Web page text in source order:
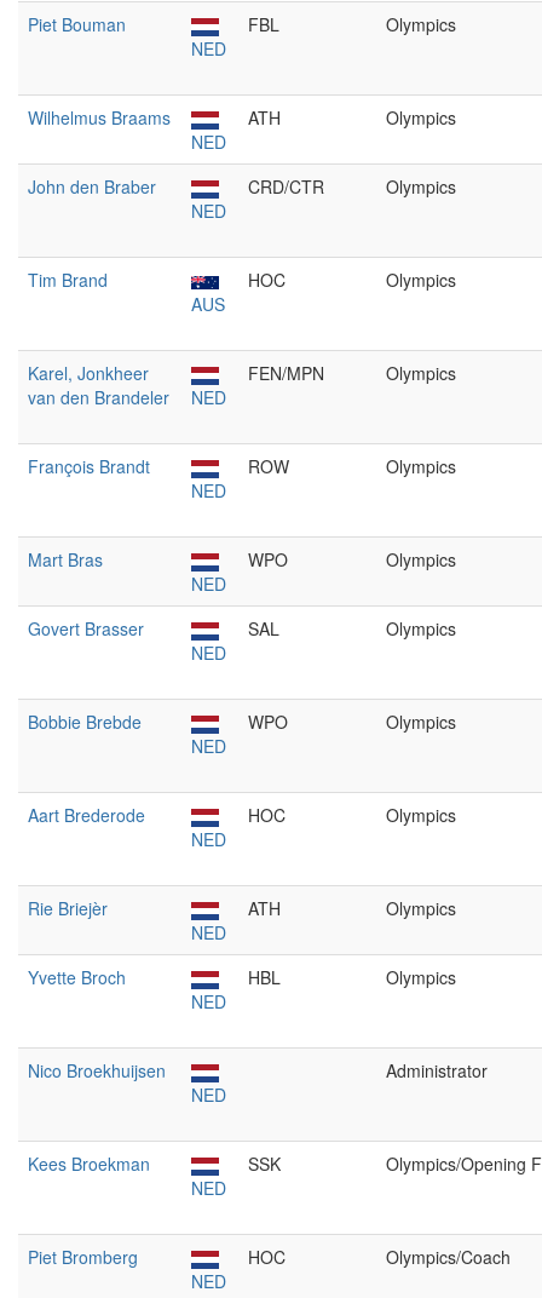
Piet Bouman
NED
FBL Olympics
Wilhelmus Braams
NED
ATH Olympics
John den Braber
NED
CRD/CTR Olympics
Tim Brand
AUS
HOC Olympics
Karel, Jonkheer
van den Brandeler
NED
FEN/MPN Olympics
François Brandt
NED
ROW Olympics
Mart Bras
NED
WPO Olympics
Govert Brasser
NED
SAL Olympics
Bobbie Brebde
NED
WPO Olympics
Aart Brederode
NED
HOC Olympics
Rie Briejèr
NED
ATH Olympics
Yvette Broch
NED
HBL Olympics
Nico Broekhuijsen
NED
Administrator
Kees Broekman
NED
SSK Olympics/Opening
Piet Bromberg
NED
HOC Olympics/Coach